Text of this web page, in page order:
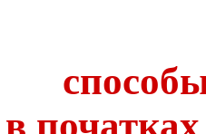
початках